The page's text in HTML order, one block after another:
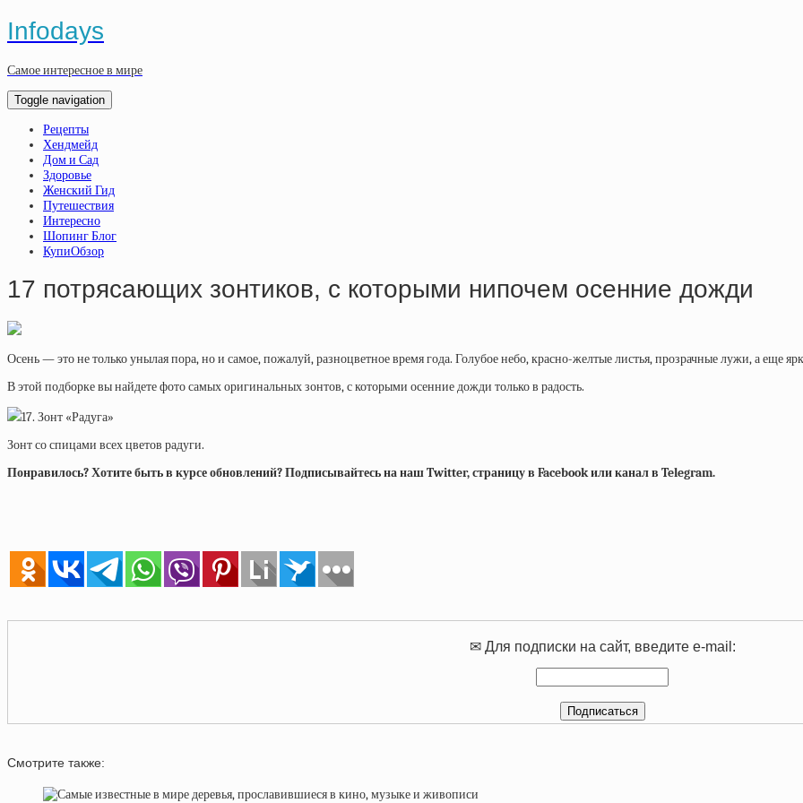
Infodays
Самое интересное в мире
Toggle navigation
Рецепты
Хендмейд
Дом и Сад
Здоровье
Женский Гид
Путешествия
Интересно
Шопинг Блог
КупиОбзор
17 потрясающих зонтиков, с которыми нипочем осенние дожди
Осень — это не только унылая пора, но и самое, пожалуй, разноцветное время года. Голубое небо, красно-желтые листья, прозрачные лужи, а еще
В этой подборке вы найдете фото самых оригинальных зонтов, с которыми осенние дожди только в радость.
17. Зонт «Радуга»
Зонт со спицами всех цветов радуги.
Понравилось? Хотите быть в курсе обновлений? Подписывайтесь на наш Twitter, страницу в Facebook или канал в Telegram.
✉ Для подписки на сайт, введите e-mail:
Смотрите также: